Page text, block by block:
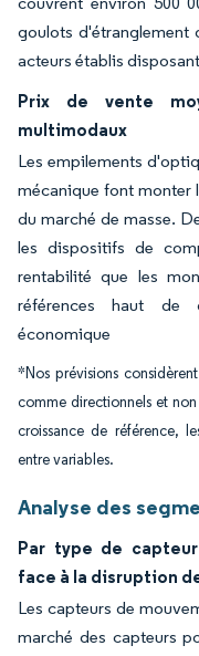
goulots d'étranglement
acteurs établis
Prix de vente
multimodaux
Les empilements
mécanique font monter
du marché de masse.
les dispositifs de
rentabilité que les
références haut de
économique
*Nos prévisions
comme directionnels et
croissance de référence,
entre variables.
Analyse des
Par type de
face à la disruption
Les capteurs de
marché des capteurs